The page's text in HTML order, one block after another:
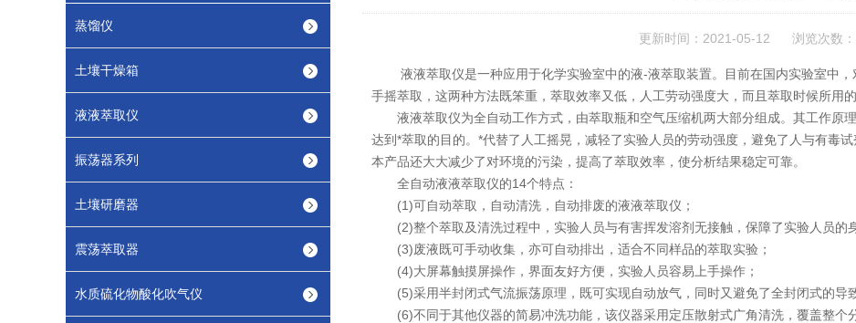
蒸馏仪
土壤干燥箱
液液萃取仪
振荡器系列
土壤研磨器
震荡萃取器
水质硫化物酸化吹气仪
更新时间：2021-05-12 浏览次数
液液萃取仪是一种应用于化学实验室中的液-液萃取装置。目前在国内实验室中，
手摇萃取，这两种方法既笨重，萃取效率又低，人工劳动强度大，而且萃取时候所用
液液萃取仪为全自动工作方式，由萃取瓶和空气压缩机两大部分组成。其工作原
达到*萃取的目的。*代替了人工摇晃，减轻了实验人员的劳动强度，避免了人与有毒
本产品还大大减少了对环境的污染，提高了萃取效率，使分析结果稳定可靠。
全自动液液萃取仪的14个特点：
(1)可自动萃取，自动清洗，自动排废的液液萃取仪；
(2)整个萃取及清洗过程中，实验人员与有害挥发溶剂无接触，保障了实验人员的
(3)废液既可手动收集，亦可自动排出，适合不同样品的萃取实验；
(4)大屏幕触摸屏操作，界面友好方便，实验人员容易上手操作；
(5)采用半封闭式气流振荡原理，既可实现自动放气，同时又避免了全封闭式的导
(6)不同于其他仪器的简易冲洗功能，该仪器采用定压散射式广角清洗，覆盖整个